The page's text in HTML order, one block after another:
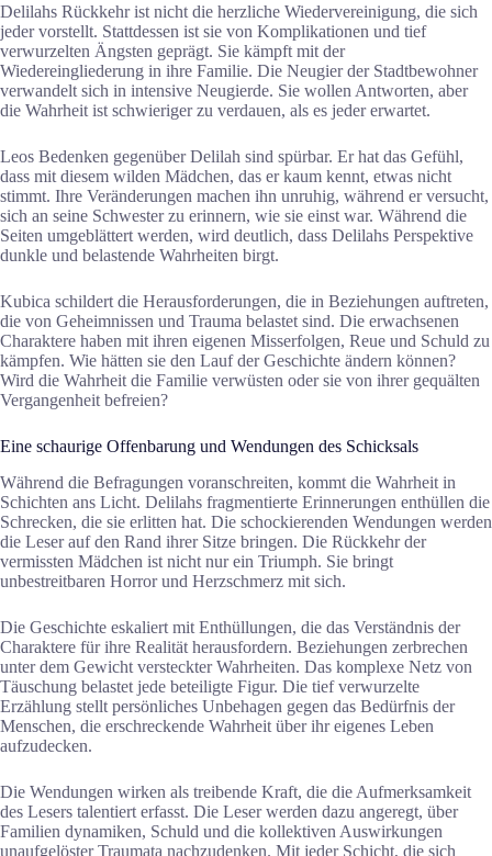
Delilahs Rückkehr ist nicht die herzliche Wiedervereinigung, die sich
jeder vorstellt. Stattdessen ist sie von Komplikationen und tief
verwurzelten Ängsten geprägt. Sie kämpft mit der
Wiedereingliederung in ihre Familie. Die Neugier der Stadtbewohner
verwandelt sich in intensive Neugierde. Sie wollen Antworten, aber
die Wahrheit ist schwieriger zu verdauen, als es jeder erwartet.
Leos Bedenken gegenüber Delilah sind spürbar. Er hat das Gefühl,
dass mit diesem wilden Mädchen, das er kaum kennt, etwas nicht
stimmt. Ihre Veränderungen machen ihn unruhig, während er versucht,
sich an seine Schwester zu erinnern, wie sie einst war. Während die
Seiten umgeblättert werden, wird deutlich, dass Delilahs Perspektive
dunkle und belastende Wahrheiten birgt.
Kubica schildert die Herausforderungen, die in Beziehungen auftreten,
die von Geheimnissen und Trauma belastet sind. Die erwachsenen
Charaktere haben mit ihren eigenen Misserfolgen, Reue und Schuld zu
kämpfen. Wie hätten sie den Lauf der Geschichte ändern können?
Wird die Wahrheit die Familie verwüsten oder sie von ihrer gequälten
Vergangenheit befreien?
Eine schaurige Offenbarung und Wendungen des Schicksals
Während die Befragungen voranschreiten, kommt die Wahrheit in
Schichten ans Licht. Delilahs fragmentierte Erinnerungen enthüllen die
Schrecken, die sie erlitten hat. Die schockierenden Wendungen werden
die Leser auf den Rand ihrer Sitze bringen. Die Rückkehr der
vermissten Mädchen ist nicht nur ein Triumph. Sie bringt
unbestreitbaren Horror und Herzschmerz mit sich.
Die Geschichte eskaliert mit Enthüllungen, die das Verständnis der
Charaktere für ihre Realität herausfordern. Beziehungen zerbrechen
unter dem Gewicht versteckter Wahrheiten. Das komplexe Netz von
Täuschung belastet jede beteiligte Figur. Die tief verwurzelte
Erzählung stellt persönliches Unbehagen gegen das Bedürfnis der
Menschen, die erschreckende Wahrheit über ihr eigenes Leben
aufzudecken.
Die Wendungen wirken als treibende Kraft, die die Aufmerksamkeit
des Lesers talentiert erfasst. Die Leser werden dazu angeregt, über
Familien dynamiken, Schuld und die kollektiven Auswirkungen
unaufgelöster Traumata nachzudenken. Mit jeder Schicht, die sich